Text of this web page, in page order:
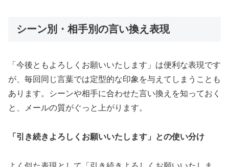
シーン別・相手別の言い換え表現
「今後ともよろしくお願いいたします」は便利な表現です
が、毎回同じ言葉では定型的な印象を与えてしまうことも
あります。シーンや相手に合わせた言い換えを知っておく
と、メールの質がぐっと上がります。
「引き続きよろしくお願いいたします」との使い分け